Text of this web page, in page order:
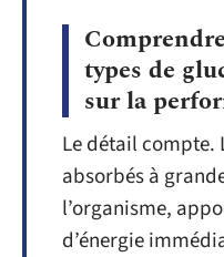
types de
sur la
Le détail compte.
absorbés à
l’organisme,
d’énergie